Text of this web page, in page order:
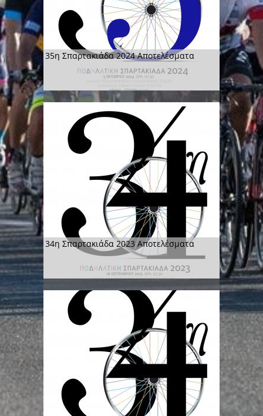
35η Σπαρτακιάδα 2024 Αποτελέσματα
34η Σπαρτακιάδα 2023 Αποτελέσματα